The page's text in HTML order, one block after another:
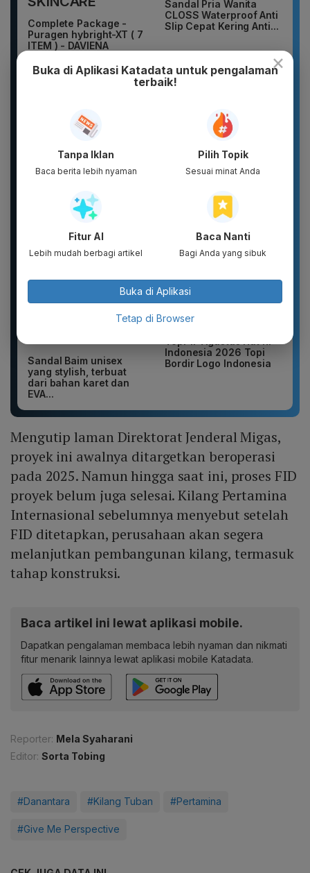
Complete Package -
Puragen hybright-XT ( 7
ITEM ) - DAVIENA
Sandal Pria Wanita
CLOSS Waterproof Anti
Slip Cepat Kering Anti...
New 2026 Pamelo.id
Setelan Anak 17
Agustus Dirgahayu 81
2026 Katun...
White Body Lotion
Whitening &
Moisturizing |...
Sandal Baim unisex
yang stylish, terbuat
dari bahan karet dan
EVA...
Topi 17 Agustus Hut RI
Indonesia 2026 Topi
Bordir Logo Indonesia
Mengutip laman Direktorat Jenderal Migas,
proyek ini awalnya ditargetkan beroperasi
pada 2025. Namun hingga saat ini, proses FID
proyek belum juga selesai. Kilang Pertamina
Internasional sebelumnya menyebut setelah
FID ditetapkan, perusahaan akan segera
melanjutkan pembangunan kilang, termasuk
tahap konstruksi.
Baca artikel ini lewat aplikasi mobile.
Dapatkan pengalaman membaca lebih nyaman dan nikmati
fitur menarik lainnya lewat aplikasi mobile Katadata.
Reporter: Mela Syaharani
Editor: Sorta Tobing
#Danantara #Kilang Tuban #Pertamina
#Give Me Perspective
×
Buka di Aplikasi Katadata untuk pengalaman
terbaik!
Tanpa Iklan
Baca berita lebih nyaman
Pilih Topik
Sesuai minat Anda
Fitur AI
Lebih mudah berbagi artikel
Baca Nanti
Bagi Anda yang sibuk
Buka di Aplikasi
Tetap di Browser